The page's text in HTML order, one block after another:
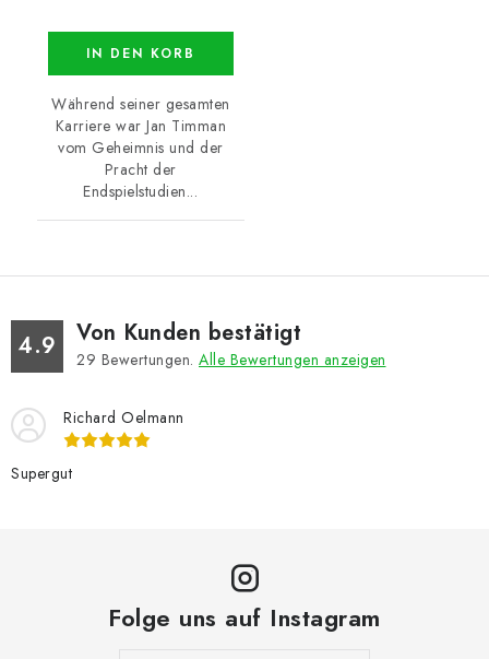
IN DEN KORB
Während seiner gesamten
Karriere war Jan Timman
vom Geheimnis und der
Pracht der
Endspielstudien...
4.9 Von Kunden bestätigt
29 Bewertungen. Alle Bewertungen anzeigen
Richard Oelmann
Supergut
Folge uns auf Instagram